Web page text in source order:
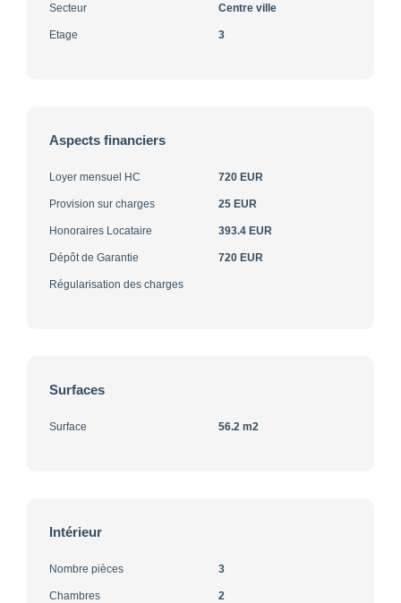
Secteur Centre ville
Etage 3
Aspects financiers
Loyer mensuel HC 720 EUR
Provision sur charges 25 EUR
Honoraires Locataire 393.4 EUR
Dépôt de Garantie 720 EUR
Régularisation des charges
Surfaces
Surface 56.2 m2
Intérieur
Nombre pièces 3
Chambres 2